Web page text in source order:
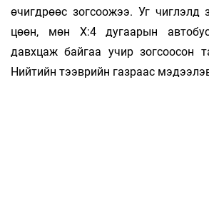
өчигдрөөс зогсоожээ. Уг чиглэлд
цөөн, мөн Х:4 дугаарын
давхцаж байгаа учир зогсоосон
Нийтийн тээврийн газраас